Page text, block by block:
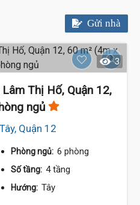
Gửi nhà
3
Thị Hố, Quận 12,
ngủ
Quận 12
Phòng ngủ: 6 phòng
Số tầng: 4 tầng
Hướng: Tây